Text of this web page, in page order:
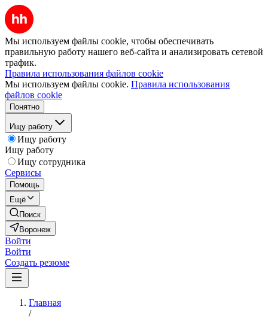
Мы используем файлы cookie, чтобы обеспечивать
правильную работу нашего веб-сайта и анализировать сетевой
трафик.
Правила использования файлов cookie
Мы используем файлы cookie. Правила использования
файлов cookie
Понятно
Ищу работу
Ищу работу
Ищу работу
Ищу сотрудника
Сервисы
Помощь
Ещё
Поиск
Воронеж
Войти
Войти
Создать резюме
Главная
/